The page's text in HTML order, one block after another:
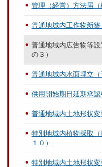
管理（経営）方法届（
普通地域内工作物新築
普通地域内広告物等
の３）
普通地域内水面埋立（
供用開始期日延期承認
普通地域内土地形状変
特別地域内植物採取
１０）
特別地域内土地形状変